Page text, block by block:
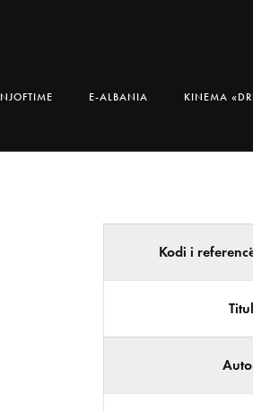
NJOFTIME E-ALBANIA KINEMA
Kodi i